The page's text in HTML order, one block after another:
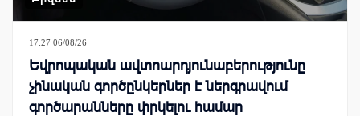
17:27 06/08/26
Եվրոպական ավտոարդյունաբերությունը
չինական գործընկերներ է ներգրավում
գործարանները փրկելու համար